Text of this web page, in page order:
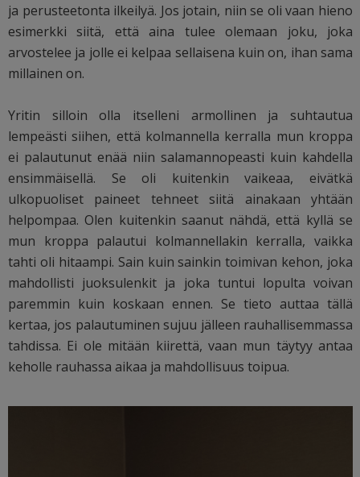
ja perusteetonta ilkeilyä. Jos jotain, niin se oli vaan hieno
esimerkki siitä, että aina tulee olemaan joku, joka
arvostelee ja jolle ei kelpaa sellaisena kuin on, ihan sama
millainen on.
Yritin silloin olla itselleni armollinen ja suhtautua
lempeästi siihen, että kolmannella kerralla mun kroppa
ei palautunut enää niin salamannopeasti kuin kahdella
ensimmäisellä. Se oli kuitenkin vaikeaa, eivätkä
ulkopuoliset paineet tehneet siitä ainakaan yhtään
helpompaa. Olen kuitenkin saanut nähdä, että kyllä se
mun kroppa palautui kolmannellakin kerralla, vaikka
tahti oli hitaampi. Sain kuin sainkin toimivan kehon, joka
mahdollisti juoksulenkit ja joka tuntui lopulta voivan
paremmin kuin koskaan ennen. Se tieto auttaa tällä
kertaa, jos palautuminen sujuu jälleen rauhallisemmassa
tahdissa. Ei ole mitään kiirettä, vaan mun täytyy antaa
keholle rauhassa aikaa ja mahdollisuus toipua.